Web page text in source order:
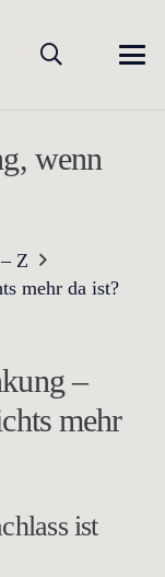
wenn
Z
mehr da ist?
–
mehr
ist